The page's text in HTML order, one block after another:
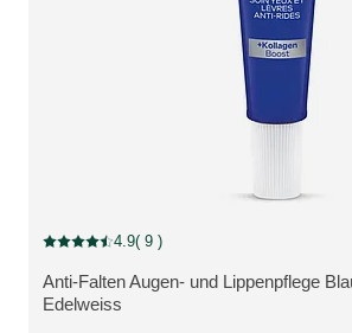
Rabatt
MEHR ZUM PRODUKT:
Anti-Falten Augen- und Lippenpflege
Edelweiss
Aktuelle Bewertung: 4.9 von 5 Sternen
4.9( 9 )